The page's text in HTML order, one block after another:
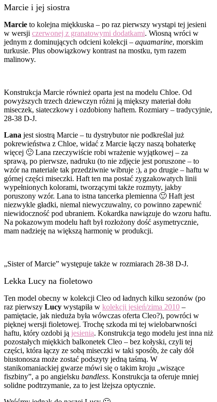
Marcie i jej siostra
Marcie to kolejna miękkuska – po raz pierwszy wystąpi tej jesieni
w wersji czerwonej z granatowymi dodatkami. Wiosną wróci w
jednym z dominujących odcieni kolekcji – aquamarine, morskim
turkusie. Plus obowiązkowy kontrast na mostku, tym razem
malinowy.
Konstrukcja Marcie również oparta jest na modelu Chloe. Od
powyższych trzech dziewczyn różni ją miększy materiał dołu
miseczek, siateczkowy i ozdobiony haftem. Rozmiary – tradycyjnie,
28-38 D-J.
Lana jest siostrą Marcie – tu dystrybutor nie podkreślał już
pokrewieństwa z Chloe, widać z Marcie łączy naszą bohaterkę
więcej 🙂 Lana rzeczywiście robi wrażenie wyjątkowej – za
sprawą, po pierwsze, nadruku (to nie zdjęcie jest poruszone – to
wzór na materiale tak przedziwnie wibruje :), a po drugie – haftu w
górnej części miseczki. Haft ten ma postać zygzakowatych linii
wypełnionych kolorami, tworzącymi także rozmyty, jakby
poruszony wzór. Lana to istna tancerka plemienna 🙂 Haft jest
niezwykle gładki, niemal niewyczuwalny, co powinno zapewnić
niewidoczność pod ubraniem. Kokardka nawiązuje do wzoru haftu.
Na pokazowym modelu haft był rozłożony dość asymetrycznie,
mam nadzieję na większą harmonię w produkcji.
„Sister of Marcie” występuje także w rozmiarach 28-38 D-J.
Lekka Lucy na fioletowo
Ten model obecny w kolekcji Cleo od ładnych kilku sezonów (po
raz pierwszy Lucy wystąpiła w kolekcji jesień/zima 2010 –
pamiętacie, jak nieduża była wówczas oferta Cleo?), powróci w
pięknej wersji fioletowej. Trochę szkoda mi tej wielobarwności
haftu, który ozdobi ją jesienią. Konstrukcja tego modelu jest inna niż
pozostałych miękkich balkonetek Cleo – bez kołyski, czyli tej
części, która łączy ze sobą miseczki w taki sposób, że cały dół
biustonosza może zostać podszyty jedną taśmą. W
stanikomaniackiej gwarze mówi się o takim kroju „wiszące
fiszbiny”, a po angielsku bandless. Konstrukcja ta oferuje mniej
solidne podtrzymanie, za to jest lżejsza optycznie.